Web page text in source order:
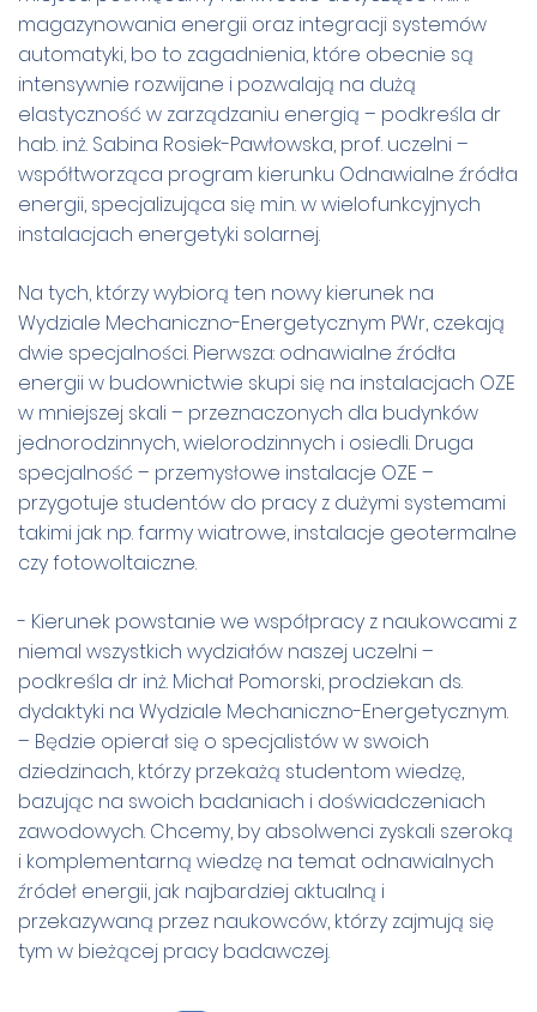
magazynowania energii oraz integracji systemów
automatyki, bo to zagadnienia, które obecnie są
intensywnie rozwijane i pozwalają na dużą
elastyczność w zarządzaniu energią – podkreśla dr
hab. inż. Sabina Rosiek-Pawłowska, prof. uczelni –
współtworząca program kierunku Odnawialne źródła
energii, specjalizująca się m.in. w wielofunkcyjnych
instalacjach energetyki solarnej.
Na tych, którzy wybiorą ten nowy kierunek na
Wydziale Mechaniczno-Energetycznym PWr, czekają
dwie specjalności. Pierwsza: odnawialne źródła
energii w budownictwie skupi się na instalacjach OZE
w mniejszej skali – przeznaczonych dla budynków
jednorodzinnych, wielorodzinnych i osiedli. Druga
specjalność – przemysłowe instalacje OZE –
przygotuje studentów do pracy z dużymi systemami
takimi jak np. farmy wiatrowe, instalacje geotermalne
czy fotowoltaiczne.
- Kierunek powstanie we współpracy z naukowcami z
niemal wszystkich wydziałów naszej uczelni –
podkreśla dr inż. Michał Pomorski, prodziekan ds.
dydaktyki na Wydziale Mechaniczno-Energetycznym.
– Będzie opierał się o specjalistów w swoich
dziedzinach, którzy przekażą studentom wiedzę,
bazując na swoich badaniach i doświadczeniach
zawodowych. Chcemy, by absolwenci zyskali szeroką
i komplementarną wiedzę na temat odnawialnych
źródeł energii, jak najbardziej aktualną i
przekazywaną przez naukowców, którzy zajmują się
tym w bieżącej pracy badawczej.